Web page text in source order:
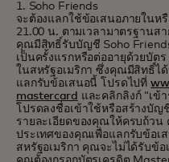
1. Soho Friends
จะต้องแลกใช้ข้อเสนอภายในห
21.00 น. ตามเวลามาตรฐานส
คุณมีสิทธิ์รับบัญชี Soho
เป็นครั้งแรกหรือต่ออายุด้วยบัต
ในสหรัฐอเมริกา ซึ่งคุณมีสิทธิ์ไ
แลกรับข้อเสนอนี้ โปรดไปที่
mastercard และคลิกลิงก์ “เข้
โปรดลงชื่อเข้าใช้หรือสร้างบัญ
รายละเอียดของคุณให้ครบถ้วน
ประเทศของคุณเพื่อแลกรับข้อเ
สหรัฐอเมริกา คุณจะไม่ได้รับข้